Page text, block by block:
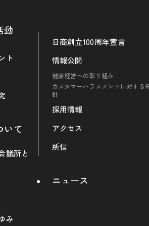
動
ト
いて
議所と
み
日商創立100周年宣言
情報公開
健康経営への取り組み
カスタマーハラスメントに対する
針
採用情報
アクセス
所信
ニュース